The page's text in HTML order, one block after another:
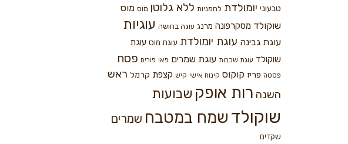
טבעוני יומולדת לחמניות ללא גלוטן מוס מוס
שוקולד מסקרפונה מרנג עוגה בחושה עוגיות
עוגת גבינה עוגת יומולדת עוגת מוס עוגת
שוקולד עוגת שכבות עוגת שמרים פאי פורים פסח
פסטה פריז קוקוס קינוח אישי קיש קצפת קרמל ראש
השנה רות אופק שבועות
שוקולד שמח במטבח שמרים
שקדים